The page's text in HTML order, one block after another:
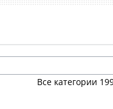
Все категории